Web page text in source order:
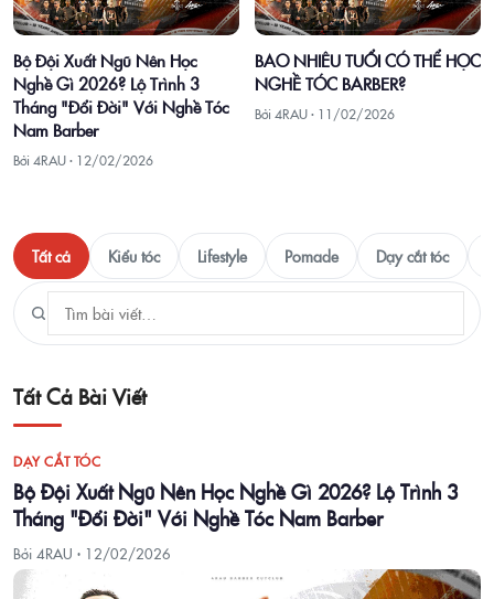
Bộ Đội Xuất Ngũ Nên Học
Nghề Gì 2026? Lộ Trình 3
Tháng "Đổi Đời" Với Nghề Tóc
Nam Barber
Bởi 4RAU · 12/02/2026
BAO NHIÊU TUỔI CÓ THỂ HỌC
NGHỀ TÓC BARBER?
Bởi 4RAU · 11/02/2026
Tất cả Kiểu tóc Lifestyle Pomade Dạy cắt tóc
Tất Cả Bài Viết
DẠY CẮT TÓC
Bộ Đội Xuất Ngũ Nên Học Nghề Gì 2026? Lộ Trình 3
Tháng "Đổi Đời" Với Nghề Tóc Nam Barber
Bởi 4RAU · 12/02/2026